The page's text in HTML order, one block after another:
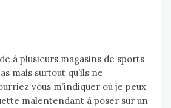
à plusieurs magasins de sports
mais surtout qu’ils ne
vous m’indiquer où je peux
malentendant à poser sur un